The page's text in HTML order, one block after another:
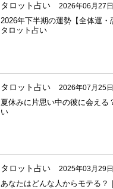
タロット占い 2026年06月27日
2026年下半期の運勢【全体運・
タロット占い
タロット占い 2026年07月25日
夏休みに片思い中の彼に会える
い
タロット占い 2025年03月29日
あなたはどんな人からモテる？